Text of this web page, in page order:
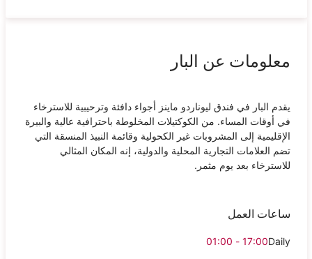
معلومات عن البار
يقدم البار في فندق ليوناردو ماينز أجواء دافئة وترحيبية للاسترخاء
في أوقات المساء. من الكوكتيلات المخلوطة باحترافية عالية والبيرة
الإقليمية إلى المشروبات غير الكحولية وقائمة النبيذ المنسقة التي
تضم العلامات التجارية المحلية والدولية، إنه المكان المثالي
للاسترخاء بعد يوم مثمر.
ساعات العمل
Daily
17:00 - 01:00